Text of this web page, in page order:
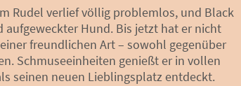
Rudel verlief völlig problemlos, und Black
Hund. Bis jetzt hat er nicht
freundlichen Art – sowohl gegenüber
Schmuseeinheiten genießt er in vollen
seinen neuen Lieblingsplatz entdeckt.